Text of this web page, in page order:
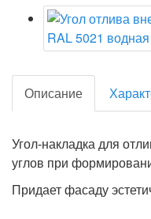
Описание
Угол-накладка для
углов при
Придает фасаду